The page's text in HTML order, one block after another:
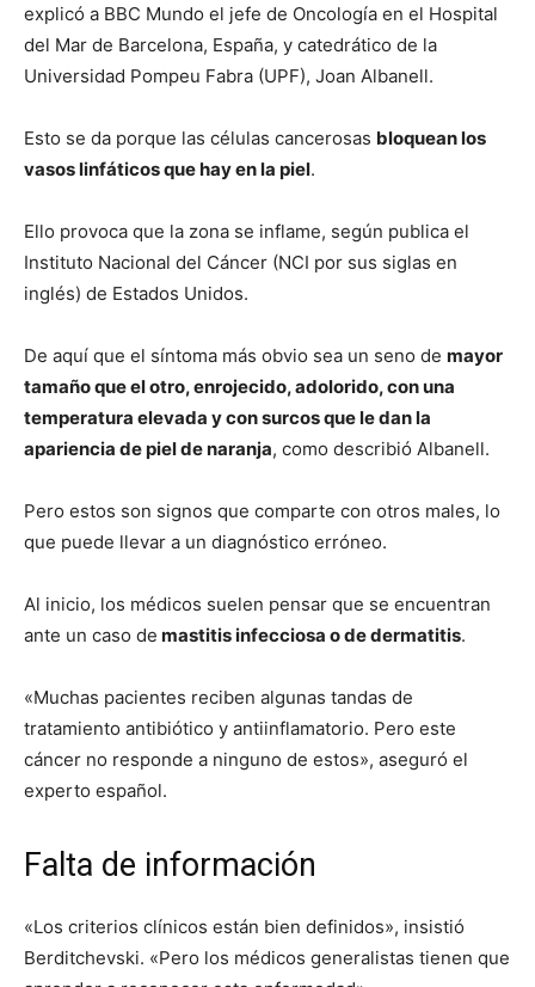
explicó a BBC Mundo el jefe de Oncología en el Hospital
del Mar de Barcelona, España, y catedrático de la
Universidad Pompeu Fabra (UPF), Joan Albanell.
Esto se da porque las células cancerosas bloquean los
vasos linfáticos que hay en la piel.
Ello provoca que la zona se inflame, según publica el
Instituto Nacional del Cáncer (NCI por sus siglas en
inglés) de Estados Unidos.
De aquí que el síntoma más obvio sea un seno de mayor
tamaño que el otro, enrojecido, adolorido, con una
temperatura elevada y con surcos que le dan la
apariencia de piel de naranja, como describió Albanell.
Pero estos son signos que comparte con otros males, lo
que puede llevar a un diagnóstico erróneo.
Al inicio, los médicos suelen pensar que se encuentran
ante un caso de mastitis infecciosa o de dermatitis.
«Muchas pacientes reciben algunas tandas de
tratamiento antibiótico y antiinflamatorio. Pero este
cáncer no responde a ninguno de estos», aseguró el
experto español.
Falta de información
«Los criterios clínicos están bien definidos», insistió
Berditchevski. «Pero los médicos generalistas tienen que